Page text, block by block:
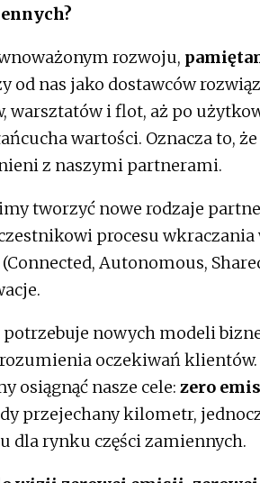
rozwoju,
od nas jako dostawców
warsztatów i flot, aż po
wartości. Oznacza to, że
z naszymi partnerami.
tworzyć nowe rodzaje
procesu
(Connected, Autonomous,
nowych modeli
oczekiwań
osiągnąć nasze cele: zero
przejechany kilometr,
dla rynku części zamiennych.